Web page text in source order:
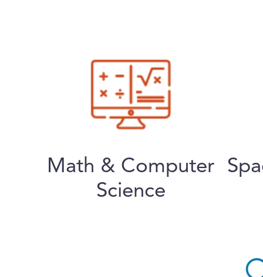
Math & Computer
Science